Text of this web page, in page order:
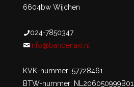
6604bw Wijchen
024-7850347
info@bandenaxi.nl
KVK-nummer: 57728461
BTW-nummer: NL206050999B01